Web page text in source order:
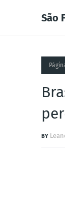
São